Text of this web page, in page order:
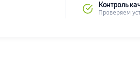
Контроль
Проверяем